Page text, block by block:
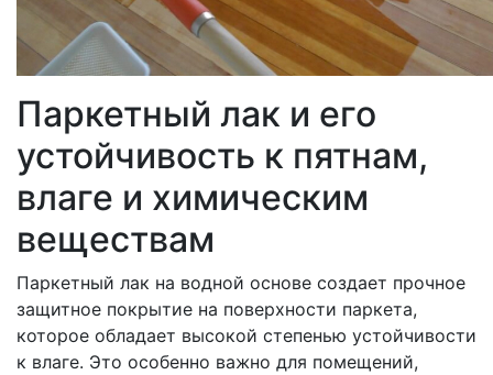
Паркетный лак и его
устойчивость к пятнам,
влаге и химическим
веществам
Паркетный лак на водной основе создает прочное
защитное покрытие на поверхности паркета,
которое обладает высокой степенью устойчивости
к влаге. Это особенно важно для помещений,